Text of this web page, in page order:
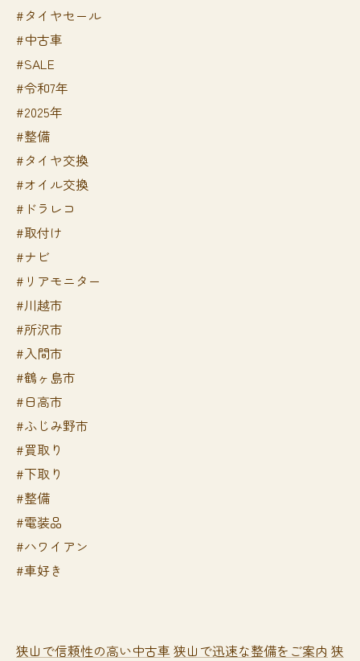
#タイヤセール
#中古車
#SALE
#令和7年
#2025年
#整備
#タイヤ交換
#オイル交換
#ドラレコ
#取付け
#ナビ
#リアモニター
#川越市
#所沢市
#入間市
#鶴ヶ島市
#日高市
#ふじみ野市
#買取り
#下取り
#整備
#電装品
#ハワイアン
#車好き
狭山で信頼性の高い中古車 狭山で迅速な整備をご案内 狭